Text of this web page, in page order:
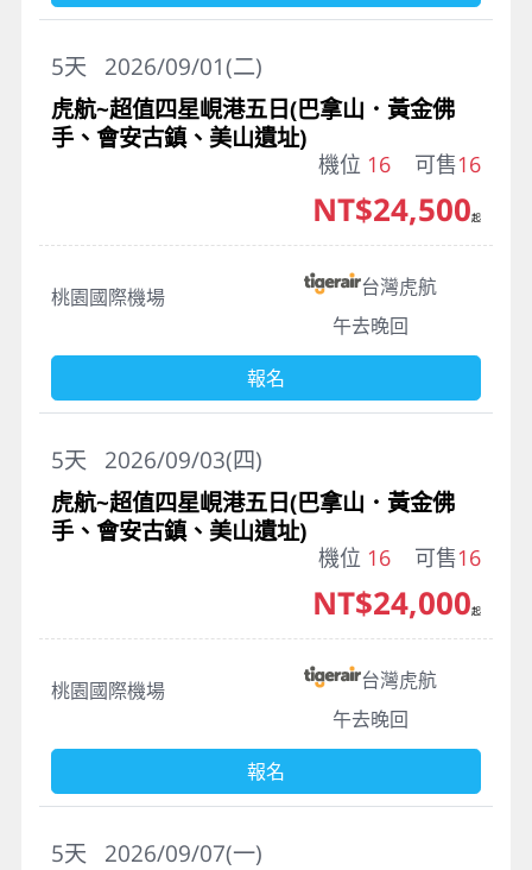
2026/09/01(二)
5天
虎航~超值四星峴港五日(巴拿山．黃金佛
手、會安古鎮、美山遺址)
機位 16 可售16
桃園國際機場
台灣虎航
午去晚回
NT$24,500起
報名
2026/09/03(四)
5天
虎航~超值四星峴港五日(巴拿山．黃金佛
手、會安古鎮、美山遺址)
機位 16 可售16
桃園國際機場
台灣虎航
午去晚回
NT$24,000起
報名
2026/09/07(一)
5天